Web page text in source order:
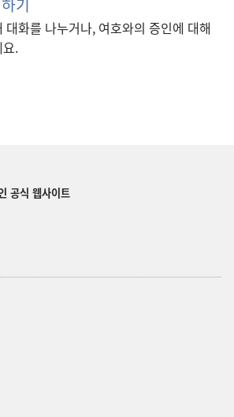
기
대화를 나누거나, 여호와의 증인에 대해
.
공식 웹사이트